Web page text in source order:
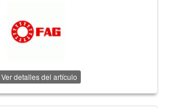
Ver detalles del artículo